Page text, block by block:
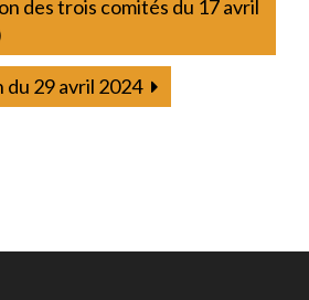
des trois comités du 17 avril
du 29 avril 2024